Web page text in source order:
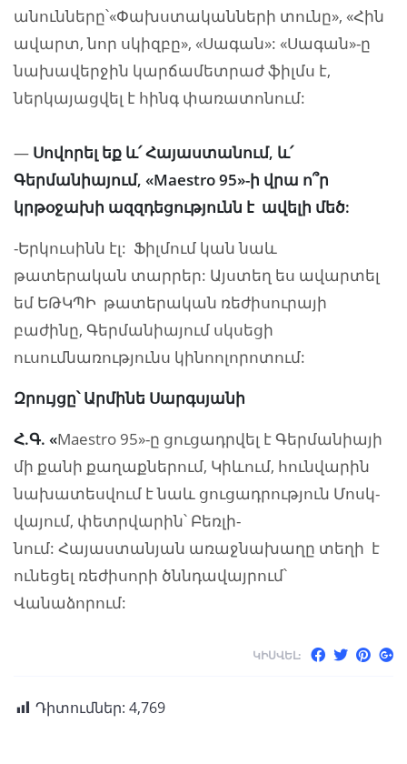
անունները՝«Փախստականների տունը», «Հին
ավարտ, նոր սկիզբը», «Սագան»: «Սագան»-ը
նախավերջին կարճամետրաժ ֆիլմս է,
ներկայացվել է հինգ փառատոնում:
— Սովորել եք և՛ Հայաստանում, և՛
Գերմանիայում, «Maestro 95»-ի վրա ո՞ր
կրթօջախի ազզդեցությունն է ավելի մեծ:
-Երկուսինն էլ: Ֆիլմում կան նաև
թատերական տարրեր: Այստեղ ես ավարտել
եմ ԵԹԿՊԻ թատերական ռեժիսուրայի
բաժինը, Գերմանիայում սկսեցի
ուսումնառությունս կինոոլորոտում:
Զրույցը՝ Արմինե Սարգսյանի
Հ.Գ. «Maestro 95»-ը ցու­ցադր­վել է Գեր­մա­նիա­յի
մի քա­նի քա­ղաք­նե­րում, Կիևում, հուն­վա­րին
նա­խա­տես­վում է նաև ցու­ցադ­րու­թյուն Մոսկ­
վա­յում, փետր­վա­րին՝ Բեռ­լի­
նում: Հայաստանյան առաջնախաղը տեղի է
ունեցել ռեժիսորի ծննդավայրում՝
Վանաձորում:
ԿԻՍՎԵԼ:
Դիտումներ: 4,769